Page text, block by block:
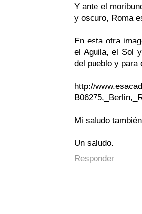
Y ante el
y oscuro, Roma
En esta otra
el Aguila, el Sol
del pueblo y para
http://
Mi saludo
Un saludo.
Responder